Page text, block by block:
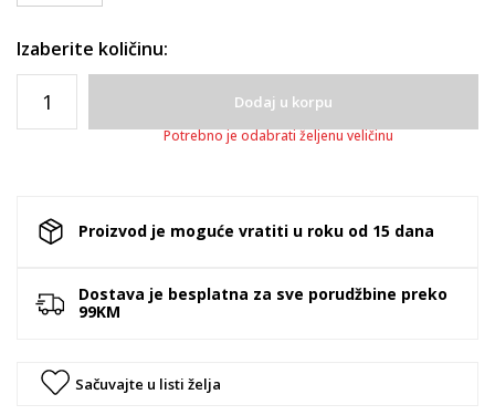
Izaberite količinu:
Dodaj u korpu
Potrebno je odabrati željenu veličinu
Proizvod je moguće vratiti u roku od 15 dana
Dostava je besplatna za sve porudžbine preko
99KM
Sačuvajte u listi želja